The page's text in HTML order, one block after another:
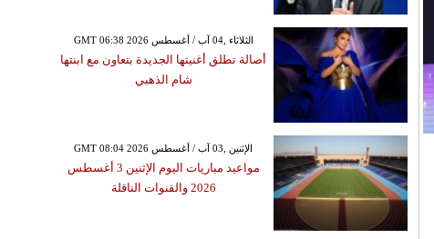
GMT 06:38 2026 الثلاثاء ,04 آب / أغسطس
أصالة تطلق أغنيتها الجديدة بتعاون مع ابنتها
شام الذهبي
GMT 08:04 2026 الإثنين ,03 آب / أغسطس
مواعيد مباريات اليوم الإثنين 3 أغسطس
2026 والقنوات الناقلة